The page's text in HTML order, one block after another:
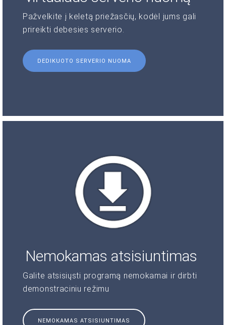
Pažvelkite į keletą priežasčių, kodėl jums gali
prireikti debesies serverio.
DEDIKUOTO SERVERIO NUOMA
Nemokamas atsisiuntimas
Galite atsisiųsti programą nemokamai ir dirbti
demonstraciniu režimu
NEMOKAMAS ATSISIUNTIMAS